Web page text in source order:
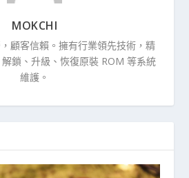
MOKCHI
顧客信賴。擁有行業領先技術，精
鎖、升級、恢復原裝 ROM 等系統
維護。